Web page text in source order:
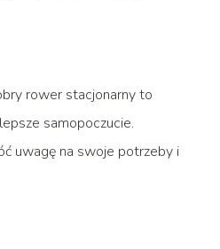
rower stacjonarny to
samopoczucie.
uwagę na swoje potrzeby i